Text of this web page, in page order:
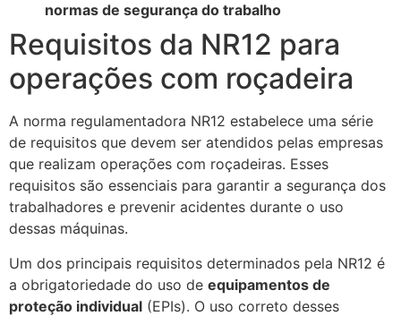
normas de segurança do trabalho
Requisitos da NR12 para
operações com roçadeira
A norma regulamentadora NR12 estabelece uma série
de requisitos que devem ser atendidos pelas empresas
que realizam operações com roçadeiras. Esses
requisitos são essenciais para garantir a segurança dos
trabalhadores e prevenir acidentes durante o uso
dessas máquinas.
Um dos principais requisitos determinados pela NR12 é
a obrigatoriedade do uso de equipamentos de
proteção individual (EPIs). O uso correto desses